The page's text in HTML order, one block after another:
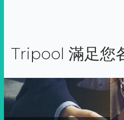
Tripool 滿足您